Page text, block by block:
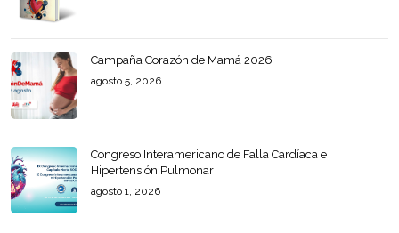
Campaña Corazón de Mamá 2026
agosto 5, 2026
Congreso Interamericano de Falla Cardíaca e
Hipertensión Pulmonar
agosto 1, 2026